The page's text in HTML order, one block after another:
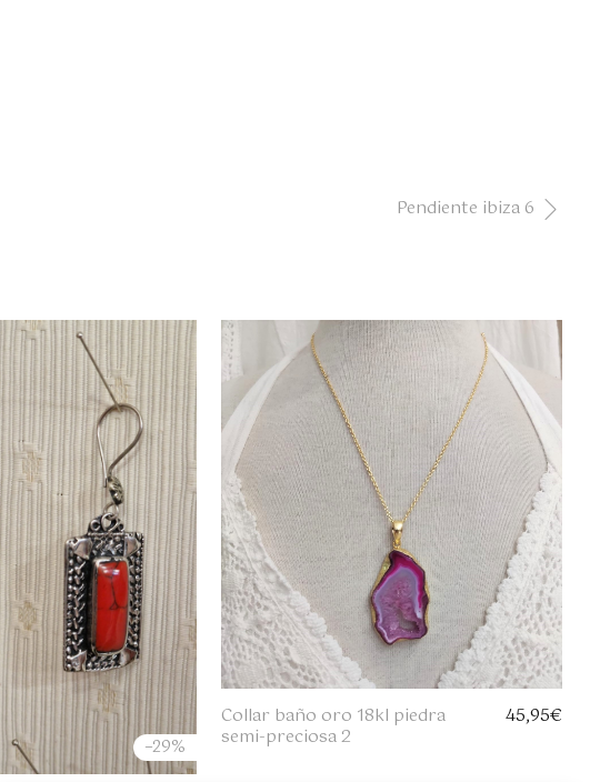
Pendiente ibiza 6
−29%
Collar baño oro 18kl piedra
semi-preciosa 2
45,95€